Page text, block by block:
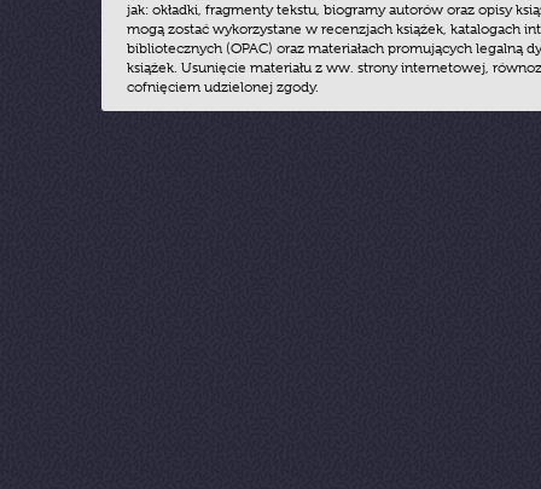
jak: okładki, fragmenty tekstu, biogramy autorów oraz opisy
mogą zostać wykorzystane w recenzjach książek, katalogach
bibliotecznych (OPAC) oraz materiałach promujących legalną
książek. Usunięcie materiału z ww. strony internetowej,
cofnięciem udzielonej zgody.